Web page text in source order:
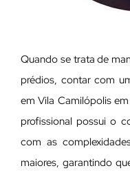
Quando se trata de
prédios, contar com
em Vila Camilópolis
profissional possui o
com as
maiores, garantindo